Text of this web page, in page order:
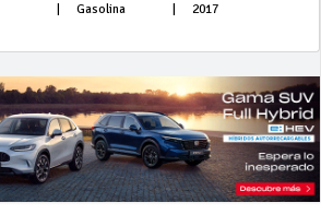
Gasolina 2017